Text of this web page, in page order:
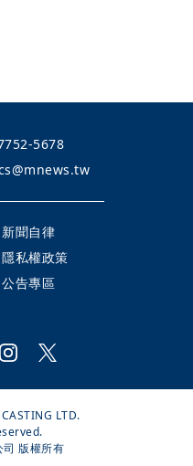
5678
新聞自律
隱私權政策
公告專區
LTD.
版權所有